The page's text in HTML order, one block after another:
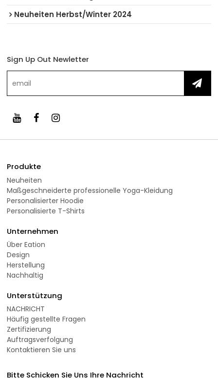
Neuheiten Herbst/Winter 2024
Sign Up Out Newletter
Produkte
Neuheiten
Maßgeschneiderte professionelle Yoga-Kleidung
Personalisierter Hoodie
Personalisierte T-Shirts
Unternehmen
Über Eation
Design
Herstellung
Nachhaltig
Unterstützung
NACHRICHT
Häufig gestellte Fragen
Zertifizierung
Auftragsverfolgung
Kontaktieren Sie uns
Bitte Schicken Sie Uns Ihre Nachricht